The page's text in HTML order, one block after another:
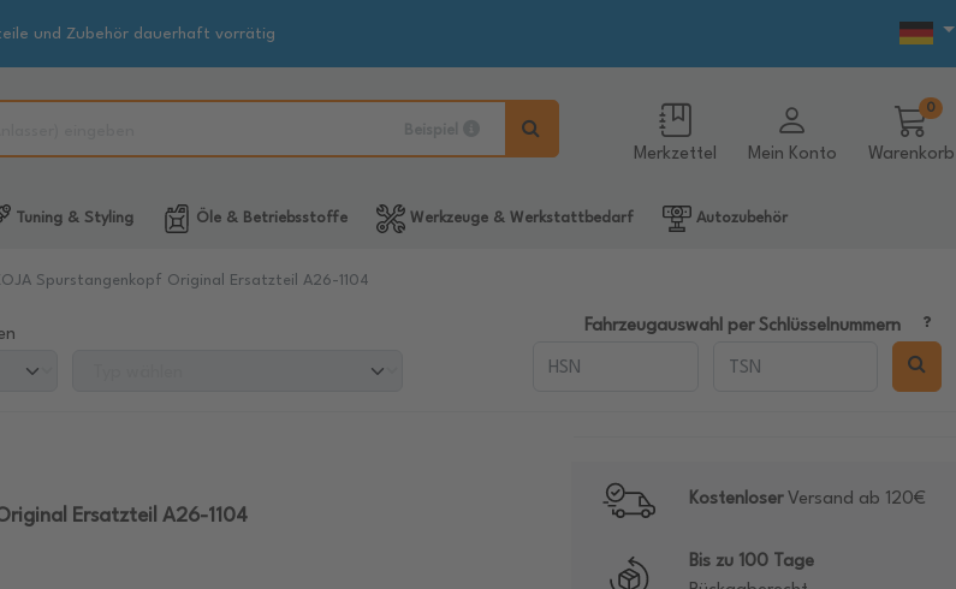
und Zubehör dauerhaft vorrätig
Merkzettel Mein Konto Warenkorb
0
Tuning & Styling Öle & Betriebsstoffe Werkzeuge & Werkstattbedarf Autozubehör
Spurstangenkopf Original Ersatzteil A26-1104
Fahrzeugauswahl per Schlüsselnummern
Ersatzteil A26-1104
KostenloserVersand ab 120€
Bis zu 100 Tage